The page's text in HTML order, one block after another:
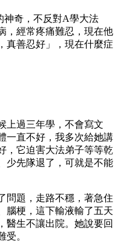
神奇，不反對A學大法
，經常疼痛難忍，現在他
真善忍好」，現在什麼症
上過三年學，不會寫文
一直不好，我多次給她講
，它迫害大法弟子等等乾
少先隊退了，可就是不能
問題，走路不穩，著急住
腦梗，這下輸液輸了五天
醫生不讓出院。她說要回
受。